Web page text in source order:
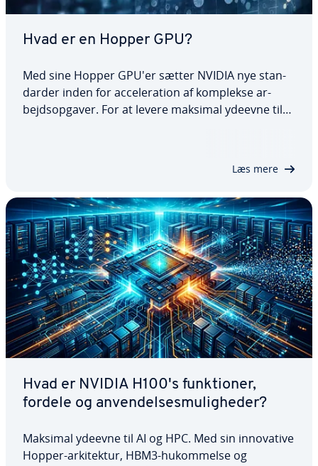
Hvad er en Hopper GPU?
Med sine Hopper GPU'er sætter NVIDIA nye stan­
dar­der inden for ac­ce­le­ra­tion af komplekse ar­
bejds­op­ga­ver. For at levere maksimal ydeevne til
Læs mere
Hvad er NVIDIA H100's funk­tio­ner,
fordele og an­ven­del­ses­mu­lig­he­der?
Maksimal ydeevne til AI og HPC. Med sin in­nova­ti­ve
Hopper-ar­ki­tek­tur, HBM3-hukom­mel­se og